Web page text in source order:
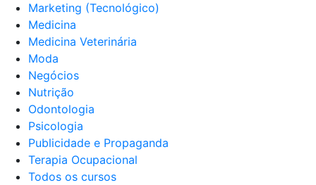
Marketing (Tecnológico)
Medicina
Medicina Veterinária
Moda
Negócios
Nutrição
Odontologia
Psicologia
Publicidade e Propaganda
Terapia Ocupacional
Todos os cursos